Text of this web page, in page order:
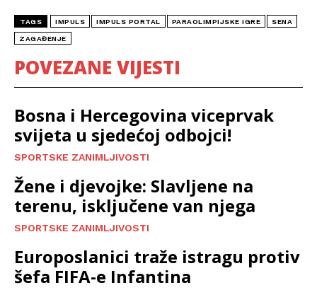
TAGS IMPULS IMPULS PORTAL PARAOLIMPIJSKE IGRE SENA
ZAGAĐENJE
POVEZANE VIJESTI
Bosna i Hercegovina viceprvak
svijeta u sjedećoj odbojci!
SPORTSKE ZANIMLJIVOSTI
Žene i djevojke: Slavljene na
terenu, isključene van njega
SPORTSKE ZANIMLJIVOSTI
Europoslanici traže istragu protiv
šefa FIFA-e Infantina